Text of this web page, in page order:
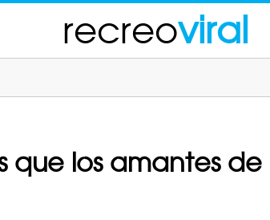
recreoviral
que los amantes